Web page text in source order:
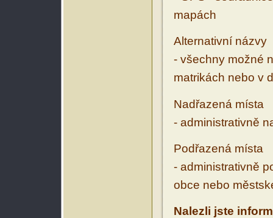
mapách
Alternativní názvy
- všechny možné
matrikách nebo v
Nadřazená místa
- administrativně
Podřazená místa
- administrativně
obce nebo
Nalezli jste